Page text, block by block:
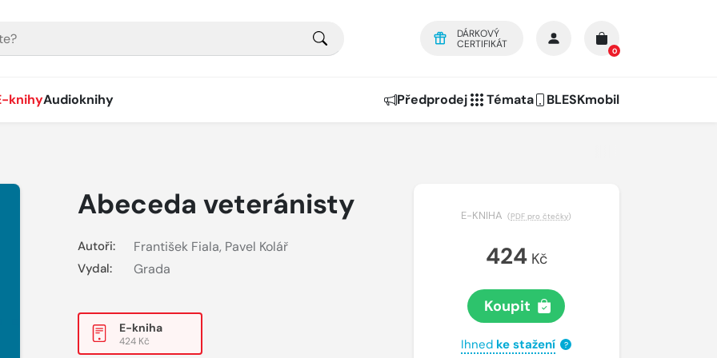
DÁRKOVÝ
CERTIFIKÁT
0
knihyAudioknihy Předprodej Témata BLESKmobil
Abeceda veteránisty
Autoři: František Fiala, Pavel Kolář
Vydal: Grada
E-kniha
424 Kč
E-KNIHA (PDF pro čtečky)
424Kč
Koupit
Ihned ke stažení ?